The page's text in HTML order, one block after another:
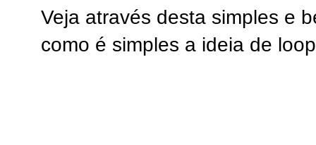
Veja através desta simples e
como é simples a ideia de